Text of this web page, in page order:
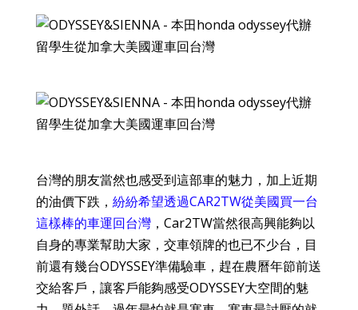
台灣的朋友當然也感受到這部車的魅力，加上近期
的油價下跌， 紛紛希望透過CAR2TW從美國買一台
這樣棒的車運回台灣，Car2TW當然很高興能夠以
自身的專業幫助大家，交車領牌的也已不少台，目
前還有幾台ODYSSEY準備驗車，趕在農曆年節前送
交給客戶，讓客戶能夠感受ODYSSEY大空間的魅